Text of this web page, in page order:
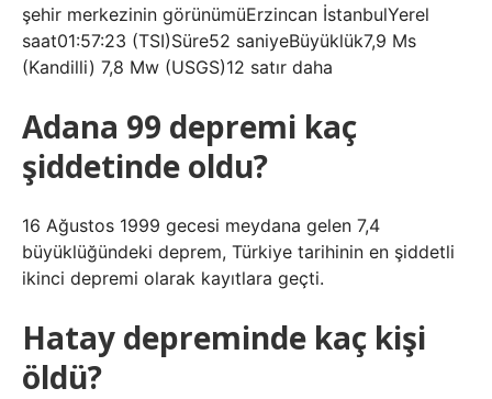
şehir merkezinin görünümüErzincan İstanbulYerel
saat01:57:23 (TSI)Süre52 saniyeBüyüklük7,9 Ms
(Kandilli) 7,8 Mw (USGS)12 satır daha
Adana 99 depremi kaç
şiddetinde oldu?
16 Ağustos 1999 gecesi meydana gelen 7,4
büyüklüğündeki deprem, Türkiye tarihinin en şiddetli
ikinci depremi olarak kayıtlara geçti.
Hatay depreminde kaç kişi
öldü?